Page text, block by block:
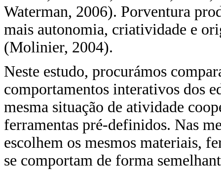
Waterman, 2006). Porventura
mais autonomia, criatividade e
(Molinier, 2004).
Neste estudo, procurámos
comportamentos interativos dos
mesma situação de atividade
ferramentas pré-definidos. Nas
escolhem os mesmos materiais,
se comportam de forma